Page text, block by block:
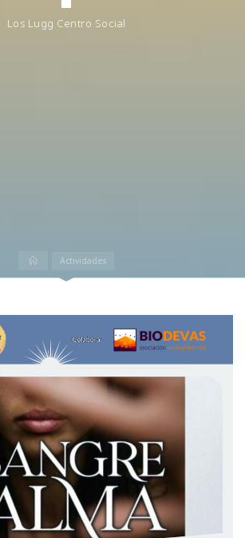
Los Lugg Centro Social
InicioActividades